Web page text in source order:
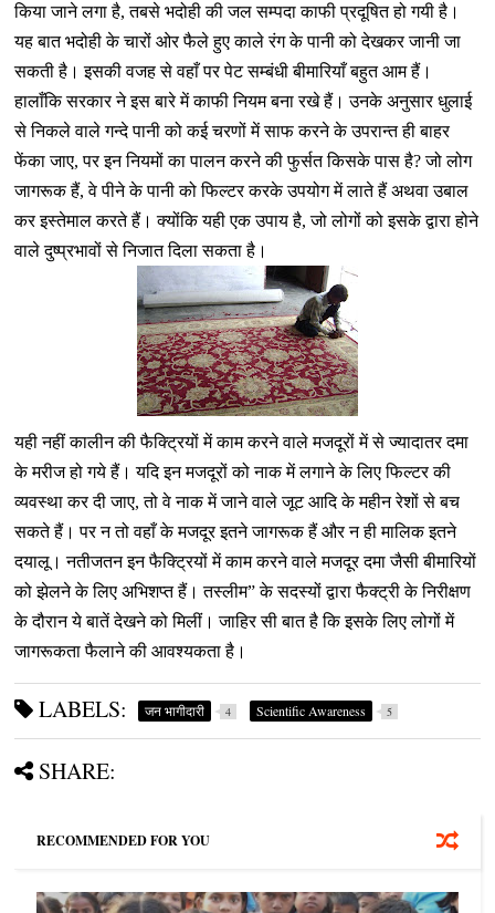
किया जाने लगा है, तबसे भदोही की जल सम्पदा काफी प्रदूषित हो गयी है।
यह बात भदोही के चारों ओर फैले हुए काले रंग के पानी को देखकर जानी जा
सकती है। इसकी वजह से वहाँ पर पेट सम्बंधी बीमारियाँ बहुत आम हैं।
हालाँकि सरकार ने इस बारे में काफी नियम बना रखे हैं। उनके अनुसार धुलाई
से निकले वाले गन्दे पानी को कई चरणों में साफ करने के उपरान्त ही बाहर
फेंका जाए, पर इन नियमों का पालन करने की फुर्सत किसके पास है? जो लोग
जागरूक हैं, वेपीने केपानी को फिल्टर करके उपयोग में लाते हैं अथवा उबाल
कर इस्तेमाल करते हैं। क्योंकि यही एक उपाय है, जो लोगों कोइसके द्वारा होने
वाले दुष्प्रभावों सेनिजात दिला सकता है।
यही नहीं कालीन की फैक्ट्रियों में काम करने वाले मजदूरों में से ज्यादातर दमा
के मरीज हो गये हैं। यदि इन मजदूरों को नाक में लगाने के लिए फिल्टर की
व्यवस्था कर दी जाए, तो वे नाक में जाने वाले जूट आदि के महीन रेशों से बच
सकते हैं। पर न तो वहाँ के मजदूर इतने जागरूक हैं और न ही मालिक इतने
दयालू। नतीजतन इन फैक्ट्रियों में काम करने वाले मजदूर दमा जैसी बीमारियों
को झेलने के लिए अभिशप्त हैं। तस्लीम”के सदस्यों द्वारा फैक्ट्री के निरीक्षण
के दौरान ये बातें देखने को मिलीं। जाहिर सी बात है कि इसके लिए लोगों में
जागरूकता फैलाने की आवश्यकता है।
LABELS: जन भागीदारी 4 Scientific Awareness 5
SHARE:
RECOMMENDED FOR YOU